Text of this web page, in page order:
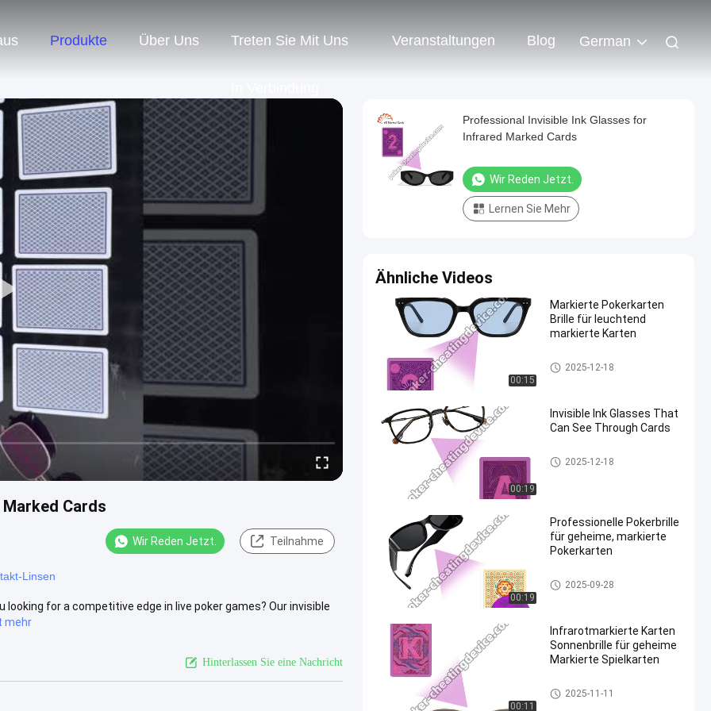
Produkte Über Uns Treten Sie Mit Uns Veranstaltungen Blog German
Cards
Wir Reden Jetzt. Teilnahme
Linsen
for a competitive edge in live poker games? Our invisible
mehr
Hinterlassen Sie eine Nachricht
Professional Invisible Ink Glasses for
Infrared Marked Cards
Wir Reden Jetzt.
Lernen Sie Mehr
Ähnliche Videos
00:15
Markierte Pokerkarten
Brille für leuchtend
markierte Karten
Markierte Karten Brille
2025-12-18
00:19
Invisible Ink Glasses That
Can See Through Cards
Markierte Karten Brille
2025-12-18
00:19
Professionelle Pokerbrille
für geheime, markierte
Pokerkarten
Markierte Karten Brille
2025-09-28
00:11
Infrarotmarkierte Karten
Sonnenbrille für geheime
Markierte Spielkarten
Markierte Karten Brille
2025-11-11